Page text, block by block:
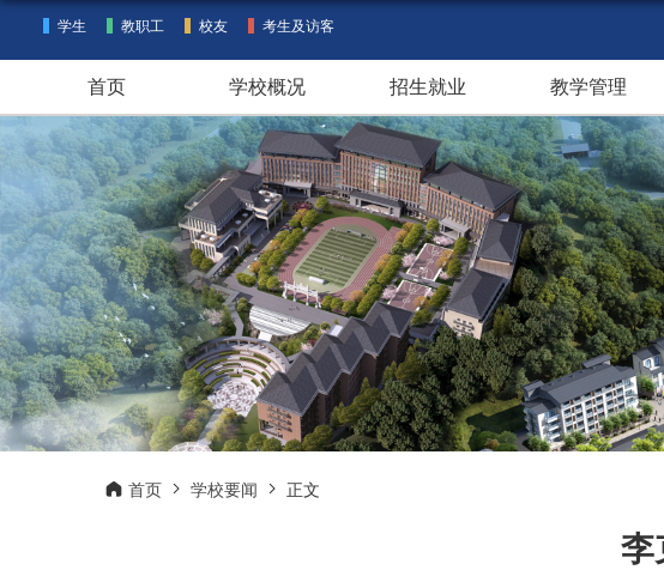
学生 教职工 校友 考生及访客
首页 学校概况 招生就业 教学管理
首页 学校要闻 正文
李